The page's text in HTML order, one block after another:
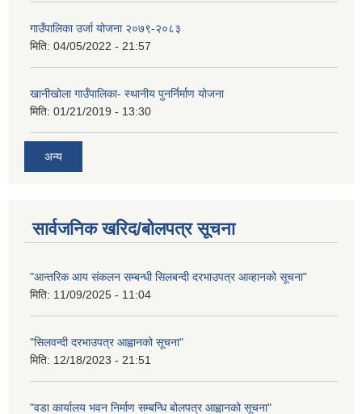
गाउँपालिका उर्जा योजना २०७९-२०८३
मिति: 04/05/2022 - 21:57
खानीखोला गाउँपालिका- स्थानीय पुनर्निर्माण योजना
मिति: 01/21/2019 - 13:30
अन्य
सार्वजनिक खरिद/बोलपत्र सूचना
"आन्तरिक आय संकलन सम्बन्धी सिलबन्दी दरभाउपत्र आव्हानको सूचना"
मिति: 11/09/2025 - 11:04
"सिलवन्दी दरभाउपत्र आह्वानको सूचना"
मिति: 12/18/2023 - 21:51
"वडा कार्यालय भवन निर्माण सम्बन्धि बोलपत्र आह्वानको सूचना"